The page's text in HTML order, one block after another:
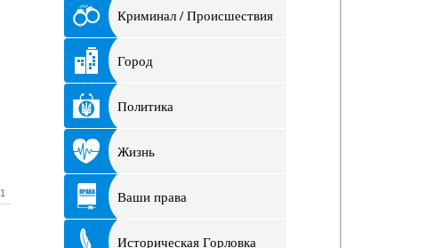
1
Криминал / Происшествия
Город
Политика
Жизнь
Ваши права
Историческая Горловка